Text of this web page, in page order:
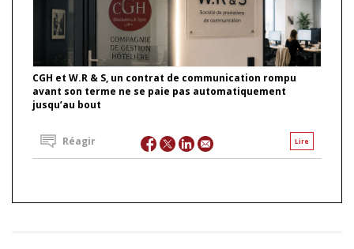
CGH et W.R & S, un contrat de communication rompu
avant son terme ne se paie pas automatiquement
jusqu’au bout
Lire
Réagir